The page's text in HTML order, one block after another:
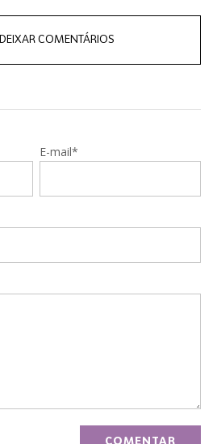
DEIXAR COMENTÁRIOS
E-mail*